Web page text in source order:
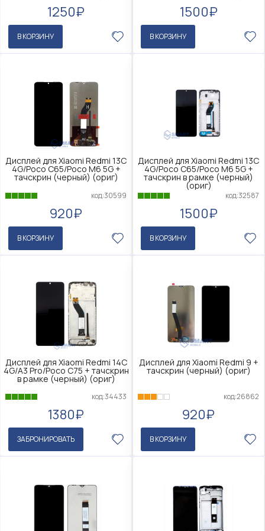
1250₽
В КОРЗИНУ
1500₽
В КОРЗИНУ
Дисплей для Xiaomi Redmi 13C
4G/Poco C65/Poco M6 5G +
тачскрин (черный) (ориг)
код:30599
920₽
В КОРЗИНУ
Дисплей для Xiaomi Redmi 13C
4G/Poco C65/Poco M6 5G +
тачскрин в рамке (черный)
(ориг)
код:32587
1500₽
В КОРЗИНУ
Дисплей для Xiaomi Redmi 14C
4G/A3 Pro/Poco C75 + тачскрин
в рамке (черный) (ориг)
код:34433
1380₽
ЗАБРОНИРОВАТЬ
Дисплей для Xiaomi Redmi 9 +
тачскрин (черный) (ориг)
код:26862
920₽
В КОРЗИНУ